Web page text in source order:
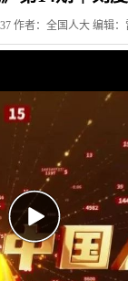
作者：全国人大 编辑
P
l